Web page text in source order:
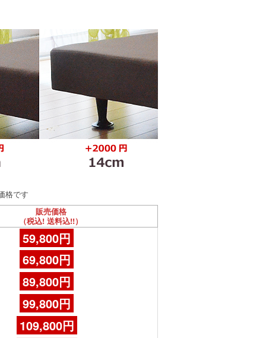
格です
販売価格
（税込! 送料込!!）
59,800円
69,800円
89,800円
99,800円
109,800円